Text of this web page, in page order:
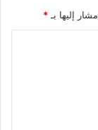
إليها بـ*